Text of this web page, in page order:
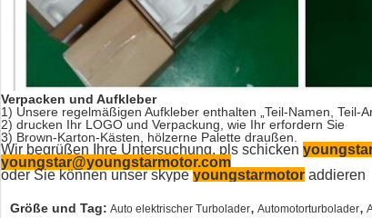
Verpacken und Aufkleber
1) Unsere regelmäßigen Aufkleber enthalten „Teil-Namen, Teil-
2) drucken Ihr LOGO und Verpackung, wie Ihr erfordern Sie
3) Brown-Karton-Kästen, hölzerne Palette draußen.
Wir begrüßen Ihre Untersuchung, pls schicken
youngstar@youngstarmotor.com
oder Sie können unser skypeyoungstarmotor addieren
Größe und Tag: Auto elektrischer Turbolader, Automotorturbolader,